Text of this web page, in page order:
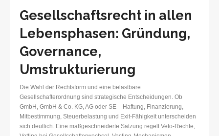
Gesellschaftsrecht in allen
Lebensphasen: Gründung,
Governance,
Umstrukturierung
Die Wahl der Rechtsform und eine belastbare
Gesellschafterordnung sind strategische Entscheidungen. Ob
GmbH, GmbH & Co. KG, AG oder SE – Haftung, Finanzierung,
Mitbestimmung, Steuerbelastung und Exit-Fähigkeit unterscheiden
sich deutlich. Eine maßgeschneiderte Satzung regelt Veto-Rechte,